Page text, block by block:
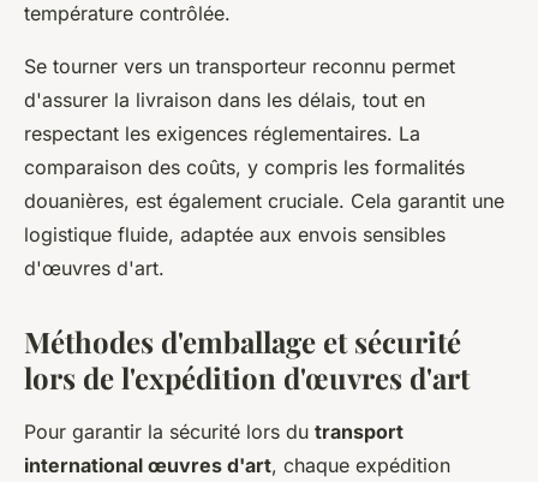
température contrôlée.
Se tourner vers un transporteur reconnu permet
d'assurer la livraison dans les délais, tout en
respectant les exigences réglementaires. La
comparaison des coûts, y compris les formalités
douanières, est également cruciale. Cela garantit une
logistique fluide, adaptée aux envois sensibles
d'œuvres d'art.
Méthodes d'emballage et sécurité
lors de l'expédition d'œuvres d'art
Pour garantir la sécurité lors du transport
international œuvres d'art, chaque expédition